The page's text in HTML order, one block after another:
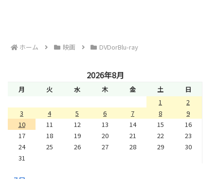
ホーム 映画 DVDorBlu-ray
2026年8月
月 火 水 木 金 土
日
1
2
3
4 5 6 7 8
9
10
11 12 13 14 15
16
17
18 19 20 21 22
23
24
25 26 27 28 29
30
31